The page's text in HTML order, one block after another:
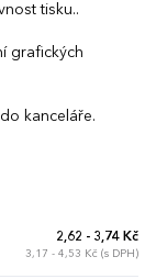
tisku..
grafických
kanceláře.
2,62 - 3,74 Kč
3,17 - 4,53 Kč (s DPH)